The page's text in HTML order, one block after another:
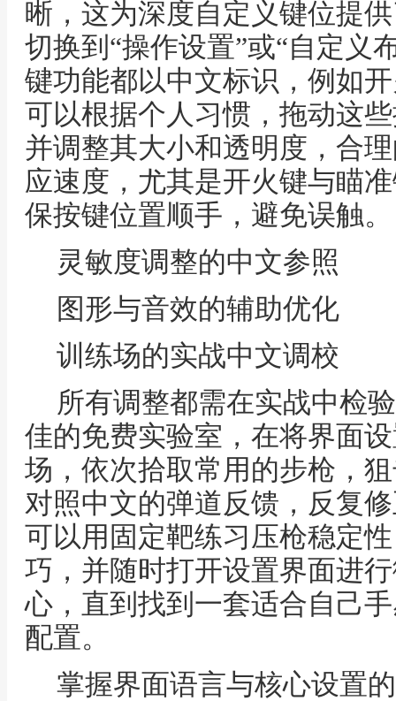
晰，这为深度自定义键位提
切换到“操作设置”或“自定义
键功能都以中文标识，例如
可以根据个人习惯，拖动这
并调整其大小和透明度，合
应速度，尤其是开火键与瞄
保按键位置顺手，避免误触。
灵敏度调整的中文参照
图形与音效的辅助优化
训练场的实战中文调校
所有调整都需在实战中检
佳的免费实验室，在将界面
场，依次拾取常用的步枪，
对照中文的弹道反馈，反复
可以用固定靶练习压枪稳定
巧，并随时打开设置界面进
心，直到找到一套适合自己
配置。
掌握界面语言与核心设置